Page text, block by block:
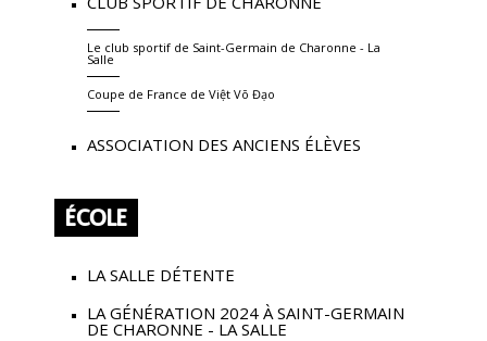
Le club sportif de Saint-Germain de Charonne - La
Salle
Coupe de France de Việt Võ Đạo
ASSOCIATION DES ANCIENS ÉLÈVES
ÉCOLE
LA SALLE DÉTENTE
LA GÉNÉRATION 2024 À SAINT-GERMAIN
DE CHARONNE - LA SALLE